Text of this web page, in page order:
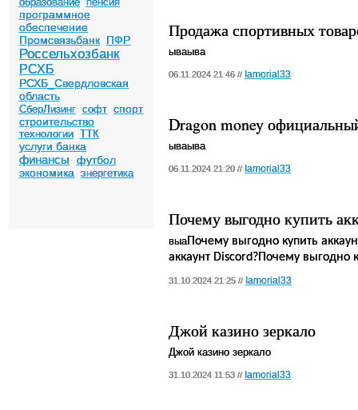
программное
обеспечение
Промсвязьбанк ПФР
Россельхозбанк
РСХБ
РСХБ_Свердловская
область
СберЛизинг софт спорт
строительство
технологии ТТК
услуги банка
финансы
футбол
экономика
энергетика
Продажа спортивных
ываыва
06.11.2024 21:46 // Iamorial33
Dragon money
ываыва
06.11.2024 21:20 // Iamorial33
Почему выгодно купить
выаПочему выгодно купить
аккаунт Discord?Почему выгодно
31.10.2024 21:25 // Iamorial33
Джой казино зеркало
Джой казино зеркало
31.10.2024 11:53 // Iamorial33